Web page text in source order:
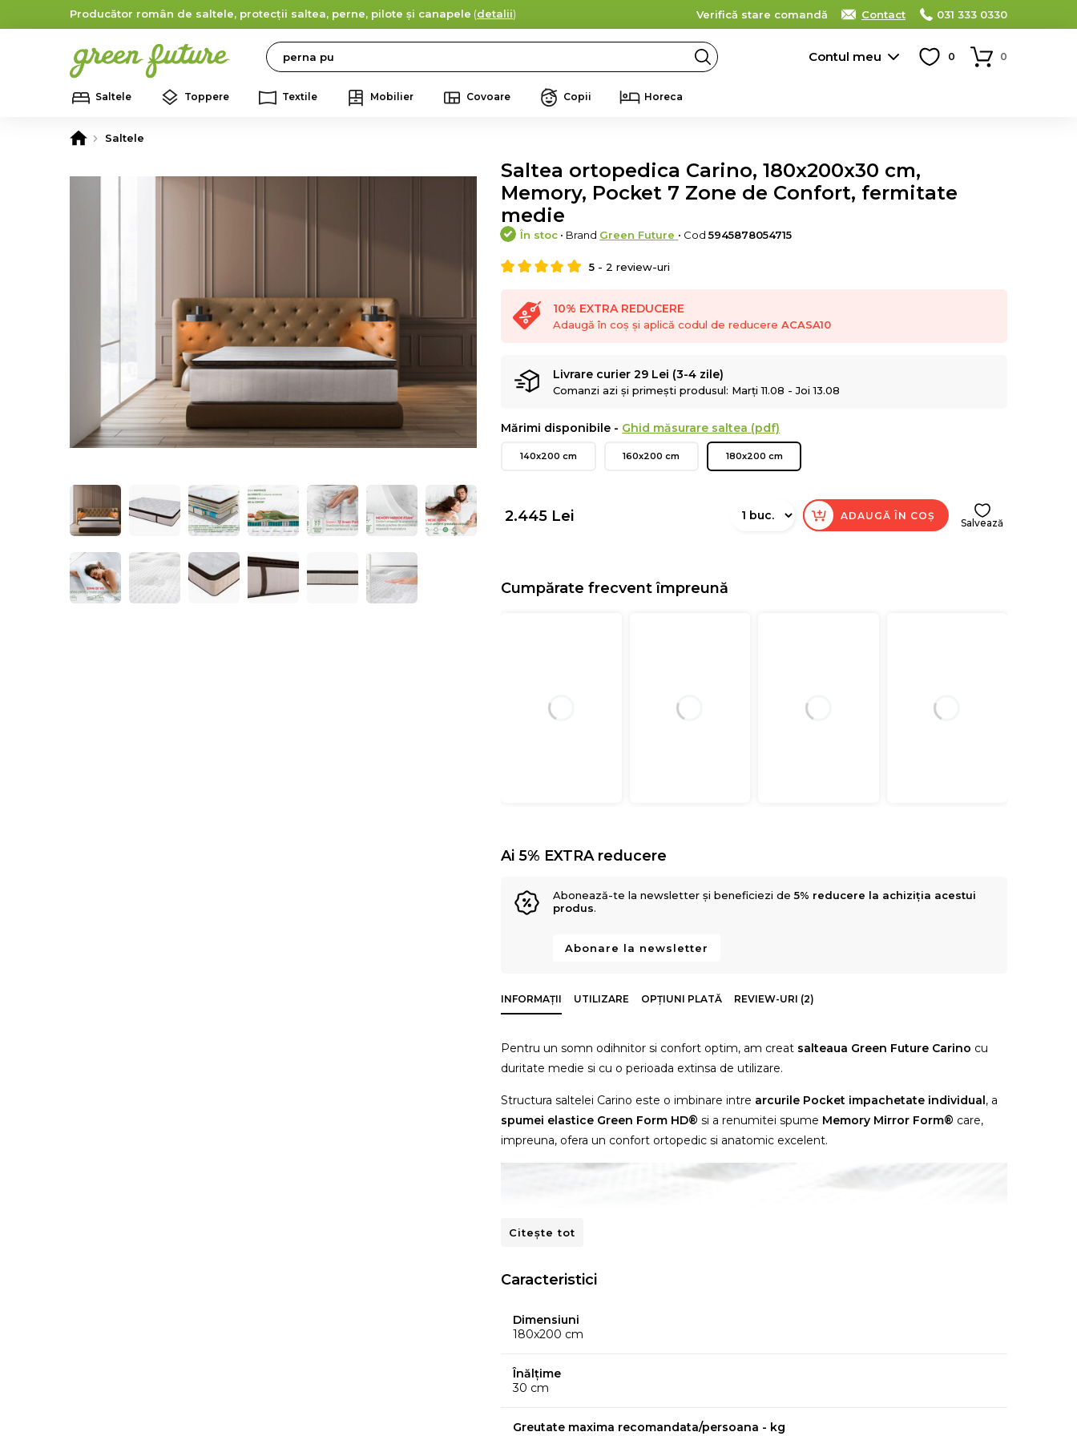
Producător român de saltele, protecții saltea, perne, pilote și canapele (detalii) Verifică stare comandă Contact 031 333 0330
Search Contul meu 0 0
Saltele Toppere Textile Mobilier Covoare Copii Horeca
Saltele
Saltea ortopedica Carino, 180x200x30 cm,
Memory, Pocket 7 Zone de Confort, fermitate
medie
În stoc • Brand Green Future • Cod5945878054715
5 - 2 review-uri
10% EXTRA REDUCERE
Adaugă în coș și aplică codul de reducereACASA10
Livrare curier 29 Lei (3-4 zile)
Comanzi azi și primești produsul: Marți 11.08 - Joi 13.08
Mărimi disponibile - Ghid măsurare saltea (pdf)
140x200 cm 160x200 cm 180x200 cm
2.445 Lei ADAUGĂ ÎN COȘ
Salvează
Cumpărate frecvent împreună
Ai 5% EXTRA reducere
Abonează-te la newsletter și beneficiezi de5% reducere la achiziția acestui
produs.
Abonare la newsletter
INFORMAȚII UTILIZARE OPȚIUNI PLATĂ REVIEW-URI (2)
Pentru un somn odihnitor si confort optim, am creat salteaua Green Future Carino cu
duritate medie si cu o perioada extinsa de utilizare.
Structura saltelei Carino este o imbinare intre arcurile Pocket impachetate individual, a
spumei elastice Green Form HD® si a renumitei spume Memory Mirror Form® care,
impreuna, ofera un confort ortopedic si anatomic excelent.
Citește tot
Caracteristici
Dimensiuni
180x200 cm
Înălțime
30 cm
Greutate maxima recomandata/persoana - kg